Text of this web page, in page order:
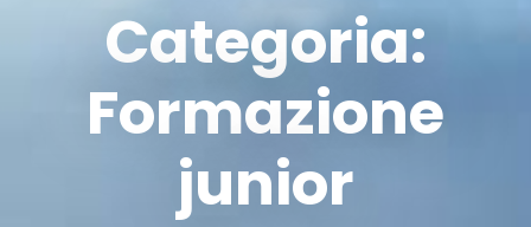
Categoria:
Formazione
junior